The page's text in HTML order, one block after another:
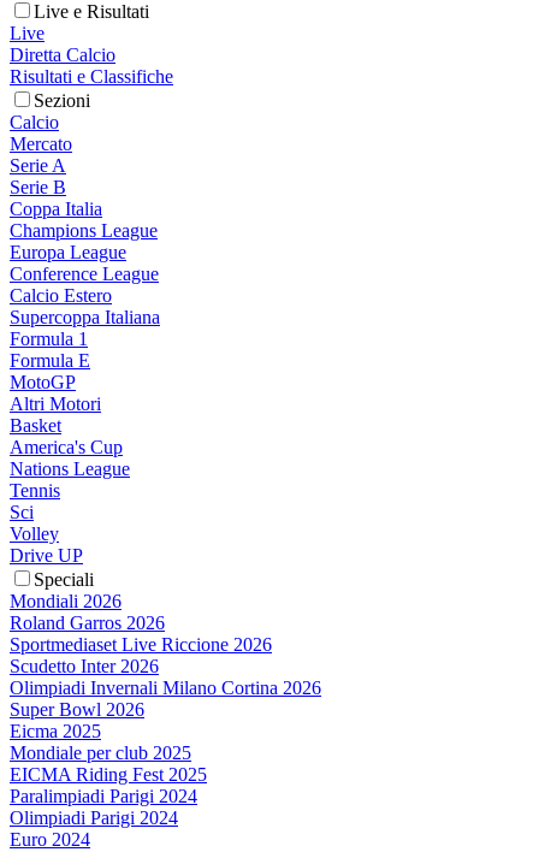
Live e Risultati
Live
Diretta Calcio
Risultati e Classifiche
Sezioni
Calcio
Mercato
Serie A
Serie B
Coppa Italia
Champions League
Europa League
Conference League
Calcio Estero
Supercoppa Italiana
Formula 1
Formula E
MotoGP
Altri Motori
Basket
America's Cup
Nations League
Tennis
Sci
Volley
Drive UP
Speciali
Mondiali 2026
Roland Garros 2026
Sportmediaset Live Riccione 2026
Scudetto Inter 2026
Olimpiadi Invernali Milano Cortina 2026
Super Bowl 2026
Eicma 2025
Mondiale per club 2025
EICMA Riding Fest 2025
Paralimpiadi Parigi 2024
Olimpiadi Parigi 2024
Euro 2024